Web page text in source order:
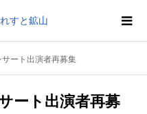
すと鉱山
ート出演者再募集
ート出演者再募